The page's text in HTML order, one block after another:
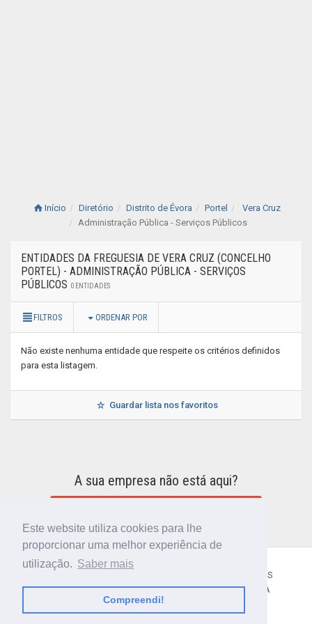
Este website utiliza cookies para lhe
proporcionar uma melhor experiência de
utilização. Saber mais
Compreendi!
Início Diretório Distrito de Évora Portel
Vera Cruz
Administração Pública - Serviços Públicos
ENTIDADES DA FREGUESIA DE VERA CRUZ (CONCELHO
PORTEL) - ADMINISTRAÇÃO PÚBLICA - SERVIÇOS
PÚBLICOS 0 ENTIDADES
FILTROS ORDENAR POR
Não existe nenhuma entidade que respeite os critérios definidos
para esta listagem.
Guardar lista nos favoritos
A sua empresa não está aqui?
TERMOS E CONDIÇÕES
POLÍTICA DE PRIVACIDADE
CONTACTOS AJUDA